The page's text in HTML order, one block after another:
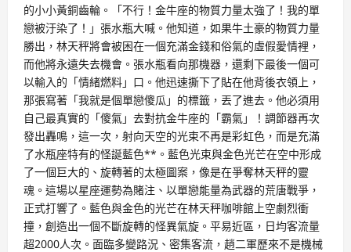
的小小黃銅齒輪。「不行！金牛座的物質力量太強了！我的單
戀被汙染了！」張水瓶大喊。他知道，如果牛土豪的物質力量
勝出，林天秤將會被困在一個充滿金錢和俗氣的虛假愛情裡，
而他將永遠失去機會。張水瓶看向那機器，還剩下最後一個可
以輸入的「情緒燃料」口。他迅速撕下了貼在他背後衣領上，
那張寫著「我就是個單戀傻瓜」的標籤，丟了進去。他必須用
自己最真實的「傻氣」去對抗金牛座的「霸氣」！調節器再次
發出轟鳴，這一次，射向天空的光束不再是彩虹色，而是充滿
了水瓶座特有的怪誕藍色**。藍色光束與金色光芒在空中形成
了一個巨大的、旋轉著的太極圖案，像是在爭奪林天秤的靈
魂。這場以星座運勢為賭注、以單戀能量為武器的荒唐戰爭，
正式打響了。藍色與金色的光芒在林天秤咖啡館上空劇烈衝
撞，創造出一個不斷旋轉的怪異氣旋。平易近區，日均客流量
超2000人次。面臨多變路況、密集客流，趙二軍歷來不是機械